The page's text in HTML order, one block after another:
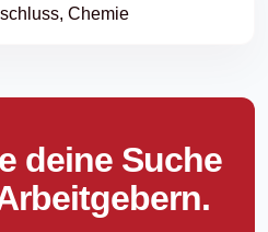
Chemie
deine Suche